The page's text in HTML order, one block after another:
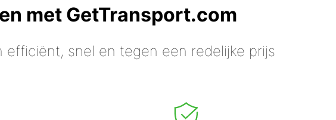
met GetTransport.com
snel en tegen een redelijke prijs